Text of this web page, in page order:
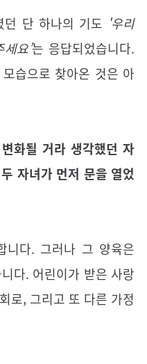
던 단 하나의 기도 '우리
요’는 응답되었습니다.
습으로 찾아온 것은 아
화될 거라 생각했던 자
자녀가 먼저 문을 열었
니다. 그러나 그 양육은
다. 어린이가 받은 사랑
로, 그리고 또 다른 가정